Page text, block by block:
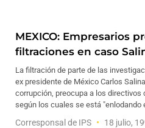
MEXICO: Empresarios
filtraciones en caso
La filtración de parte de las
ex presidente de México Carlos
corrupción, preocupa a los
según los cuales se está "enlodando
Corresponsal de IPS 18 julio,